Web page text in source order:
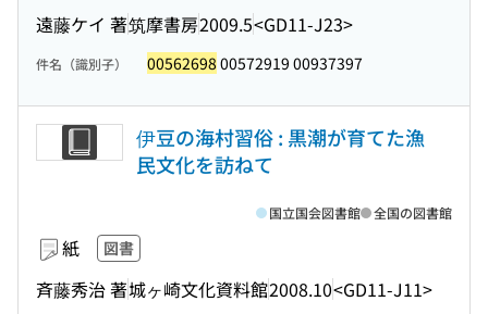
遠藤ケイ 著筑摩書房2009.5<GD11-J23>
件名（識別子） 00562698 00572919 00937397
伊豆の海村習俗 : 黒潮が育てた漁
民文化を訪ねて
紙 図書
斉藤秀治 著城ヶ崎文化資料館2008.10<GD11-J11>
国立国会図書館 全国の図書館